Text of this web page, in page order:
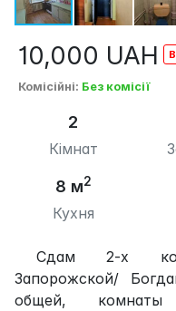
10,000 UAH
Комісійні: Без комісії
2
Кімнат
8 м2
Кухня
Сдам 2-х
Запорожской/
общей,